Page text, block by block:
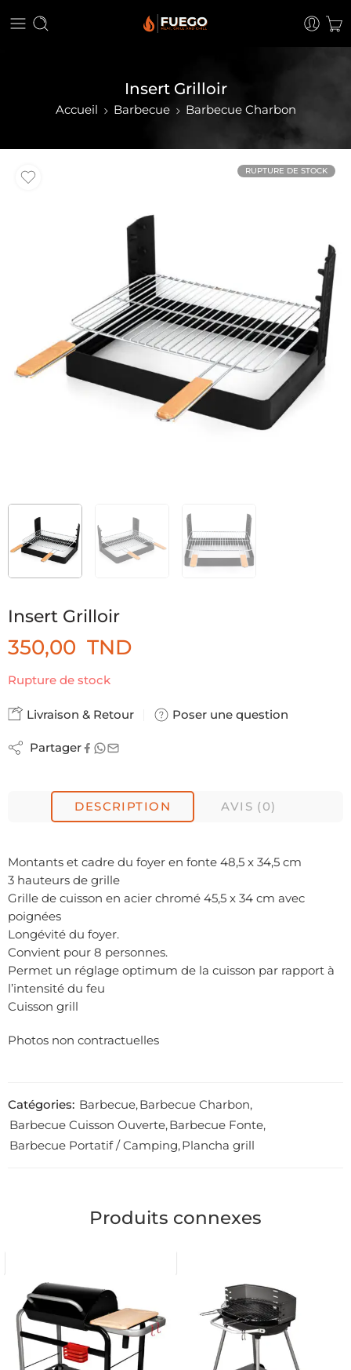
Insert Grilloir
Accueil Barbecue Barbecue Charbon
RUPTURE DE STOCK
Insert Grilloir
350,00 TND
Rupture de stock
Livraison & Retour Poser une question
Partager
DESCRIPTION AVIS (0)
Montants et cadre du foyer en fonte 48,5 x 34,5 cm
3 hauteurs de grille
Grille de cuisson en acier chromé 45,5 x 34 cm avec
poignées
Longévité du foyer.
Convient pour 8 personnes.
Permet un réglage optimum de la cuisson par rapport à
l’intensité du feu
Cuisson grill
Photos non contractuelles
Catégories: Barbecue,Barbecue Charbon,
Barbecue Cuisson Ouverte,Barbecue Fonte,
Barbecue Portatif / Camping,Plancha grill
Produits connexes